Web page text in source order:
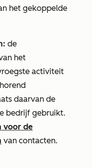
het gekoppelde
de
het
activiteit
daarvan de
bedrijf gebruikt.
voor de
van contacten.